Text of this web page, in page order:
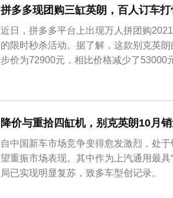
拼多多现团购三缸英朗，百人订车打
近日，拼多多平台上出现万人拼团购
的限时秒杀活动。据了解，这款别克英
步价为72900元，相比价格减少了53000
动的消费者订购商品的最终价格将根据
有效订车数量＜20，...
降价与重拾四缸机，别克英朗10月
自中国新车市场竞争变得愈发激烈，处
望重振市场表现。其中作为上汽通用最
局已实现明显复苏，致多车型创记录。